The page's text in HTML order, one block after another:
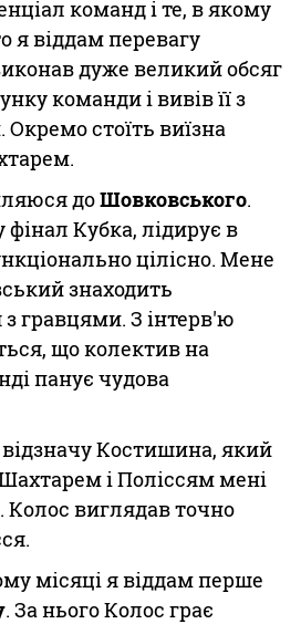
команд і те, в якому
я віддам перевагу
дуже великий обсяг
команди і вивів її з
Окремо стоїть виїзна
доШовковського.
Кубка, лідирує в
цілісно. Мене
знаходить
гравцями. З інтерв'ю
що колектив на
панує чудова
Костишина, який
і Поліссям мені
Колос виглядав точно
місяці я віддам перше
. За нього Колос грає